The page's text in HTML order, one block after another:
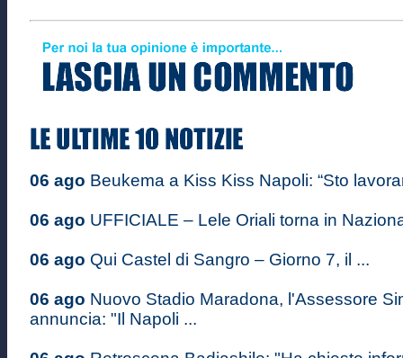
06 ago Beukema a Kiss Kiss Napoli: “Sto
06 ago UFFICIALE – Lele Oriali torna in
06 ago Qui Castel di Sangro – Giorno 7, il ...
06 ago Nuovo Stadio Maradona, l'Assessore
annuncia: "Il Napoli ...